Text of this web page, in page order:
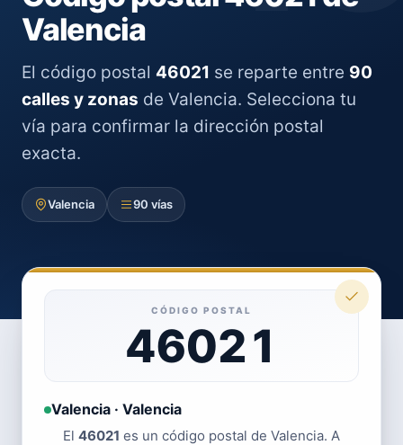
Valencia
El código postal 46021 se reparte entre 90
calles y zonas de Valencia. Selecciona tu
vía para confirmar la dirección postal
exacta.
Valencia 90 vías
CÓDIGO POSTAL
46021
Valencia · Valencia
El 46021 es un código postal de Valencia. A